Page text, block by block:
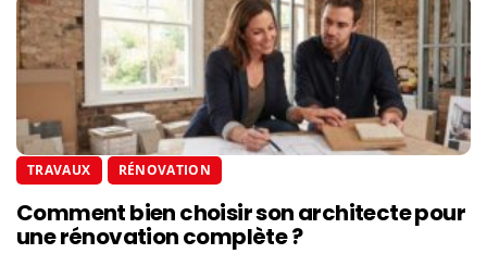
TRAVAUX RÉNOVATION
Comment bien choisir son architecte pour
une rénovation complète ?